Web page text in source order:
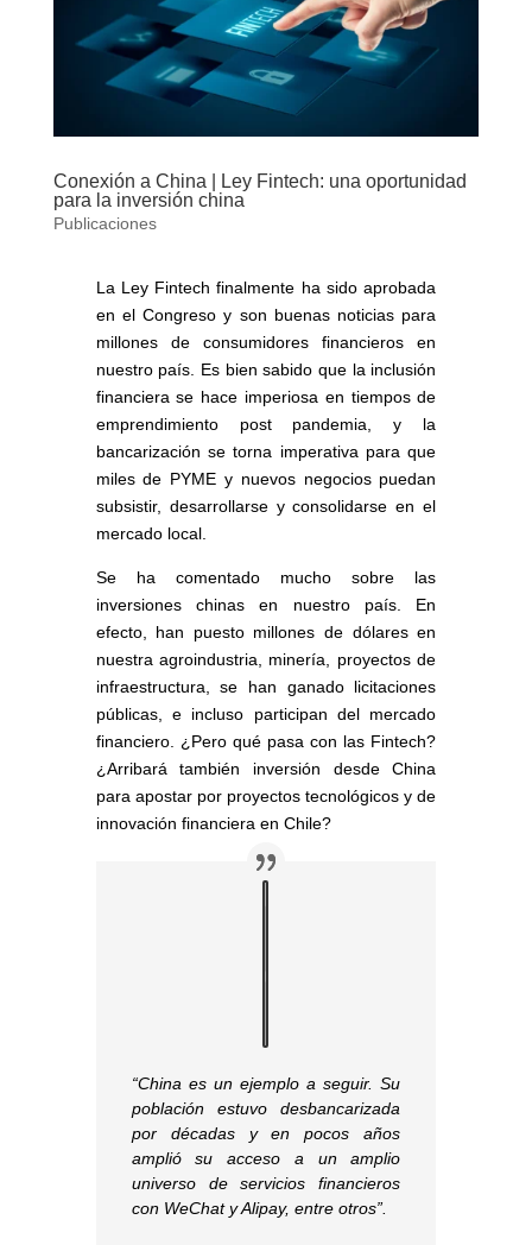
Conexión a China | Ley Fintech: una oportunidad
para la inversión china
Publicaciones
La Ley Fintech finalmente ha sido aprobada
en el Congreso y son buenas noticias para
millones de consumidores financieros en
nuestro país. Es bien sabido que la inclusión
financiera se hace imperiosa en tiempos de
emprendimiento post pandemia, y la
bancarización se torna imperativa para que
miles de PYME y nuevos negocios puedan
subsistir, desarrollarse y consolidarse en el
mercado local.
Se ha comentado mucho sobre las
inversiones chinas en nuestro país. En
efecto, han puesto millones de dólares en
nuestra agroindustria, minería, proyectos de
infraestructura, se han ganado licitaciones
públicas, e incluso participan del mercado
financiero. ¿Pero qué pasa con las Fintech?
¿Arribará también inversión desde China
para apostar por proyectos tecnológicos y de
innovación financiera en Chile?
“China es un ejemplo a seguir. Su
población estuvo desbancarizada
por décadas y en pocos años
amplió su acceso a un amplio
universo de servicios financieros
con WeChat y Alipay, entre otros”.